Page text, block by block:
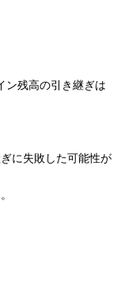
残高の引き継ぎは
に失敗した可能性が